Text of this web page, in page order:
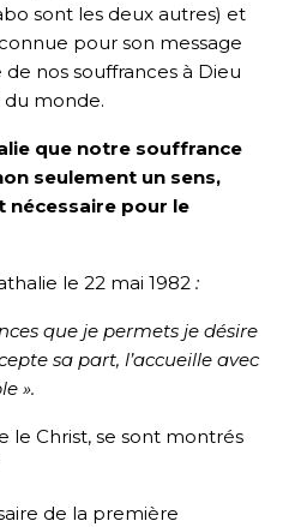
sont les deux autres) et
pour son message
nos souffrances à Dieu
monde.
que notre souffrance
seulement un sens,
nécessaire pour le
le 22 mai 1982 :
que je permets je désire
sa part, l’accueille avec
».
le Christ, se sont montrés
de la première